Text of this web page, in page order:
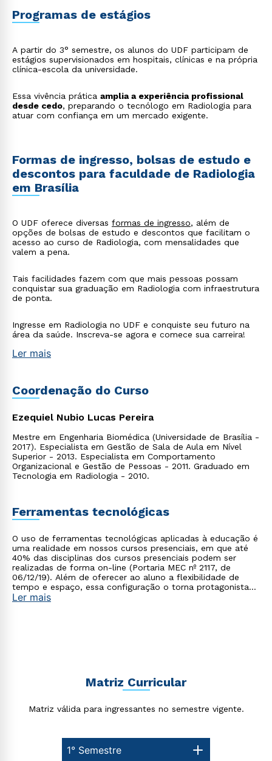
Programas de estágios
A partir do 3° semestre, os alunos do UDF participam de
estágios supervisionados em hospitais, clínicas e na própria
clínica-escola da universidade.
Essa vivência prática amplia a experiência profissional
desde cedo, preparando o tecnólogo em Radiologia para
atuar com confiança em um mercado exigente.
Formas de ingresso, bolsas de estudo e
descontos para faculdade de Radiologia
em Brasília
O UDF oferece diversas formas de ingresso, além de
opções de bolsas de estudo e descontos que facilitam o
acesso ao curso de Radiologia, com mensalidades que
valem a pena.
Tais facilidades fazem com que mais pessoas possam
conquistar sua graduação em Radiologia com infraestrutura
de ponta.
Ingresse em Radiologia no UDF e conquiste seu futuro na
área da saúde. Inscreva-se agora e comece sua carreira!
Ler mais
Coordenação do Curso
Ezequiel Nubio Lucas Pereira
Mestre em Engenharia Biomédica (Universidade de Brasília -
2017). Especialista em Gestão de Sala de Aula em Nível
Superior - 2013. Especialista em Comportamento
Organizacional e Gestão de Pessoas - 2011. Graduado em
Tecnologia em Radiologia - 2010.
Ferramentas tecnológicas
O uso de ferramentas tecnológicas aplicadas à educação é
uma realidade em nossos cursos presenciais, em que até
40% das disciplinas dos cursos presenciais podem ser
realizadas de forma on-line (Portaria MEC nº 2117, de
06/12/19). Além de oferecer ao aluno a flexibilidade de
tempo e espaço, essa configuração o torna protagonista
no processo de construção do seu conhecimento.
Ler mais
Matriz Curricular
Matriz válida para ingressantes no semestre vigente.
1° Semestre
WhatsApp
ou
Estou de acordo com aPolítica de Privacidade.e
autorizo que meus dados sejam utilizados para o
envio de conteúdos da Cruzeiro do Sul.